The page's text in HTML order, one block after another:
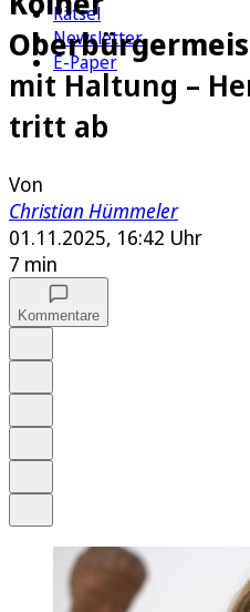
Rätsel
Newsletter
E-Paper
mit Haltung –
tritt ab
Von
Christian Hümmeler
01.11.2025, 16:42 Uhr
7 min
Kommentare